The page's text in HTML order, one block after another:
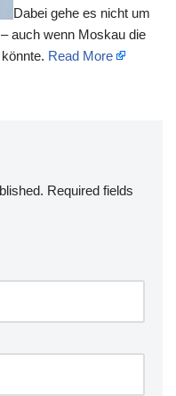
Dabei gehe es nicht um
auch wenn Moskau die
Read More
Required fields